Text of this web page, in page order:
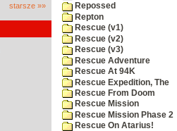
starsze »»
Repossed
Repton
Rescue (v1)
Rescue (v2)
Rescue (v3)
Rescue Adventure
Rescue At 94K
Rescue Expedition, The
Rescue From Doom
Rescue Mission
Rescue Mission Phase 2
Rescue On Atarius!